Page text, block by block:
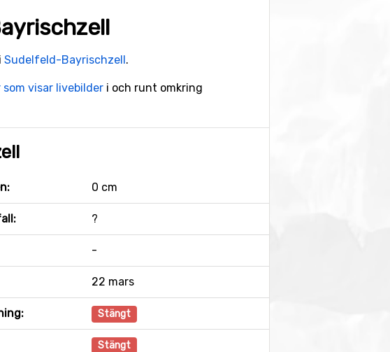
Sudelfeld-Bayrischzell.
som visar livebilder i och runt omkring
0 cm
?
-
22 mars
Stängt
Stängt